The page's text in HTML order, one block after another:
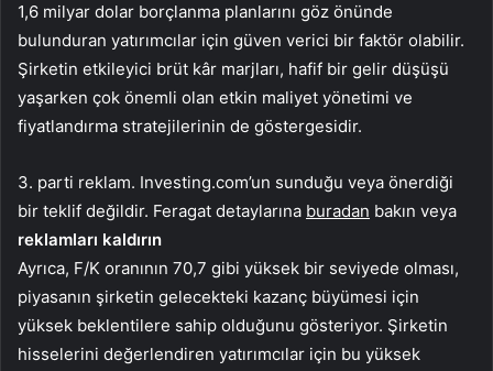
1,6 milyar dolar borçlanma planlarını göz önünde
bulunduran yatırımcılar için güven verici bir faktör olabilir.
Şirketin etkileyici brüt kâr marjları, hafif bir gelir düşüşü
yaşarken çok önemli olan etkin maliyet yönetimi ve
fiyatlandırma stratejilerinin de göstergesidir.
3. parti reklam. Investing.com’un sunduğu veya önerdiği
bir teklif değildir. Feragat detaylarına buradan bakın veya
reklamları kaldırın
Ayrıca, F/K oranının 70,7 gibi yüksek bir seviyede olması,
piyasanın şirketin gelecekteki kazanç büyümesi için
yüksek beklentilere sahip olduğunu gösteriyor. Şirketin
hisselerini değerlendiren yatırımcılar için bu yüksek